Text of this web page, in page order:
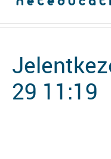
29 11:19